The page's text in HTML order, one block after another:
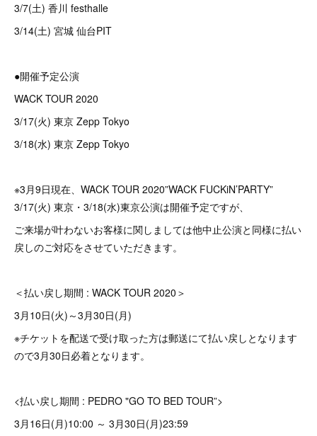
3/7(土) 香川 festhalle
3/14(土) 宮城 仙台PIT
●開催予定公演
WACK TOUR 2020
3/17(火) 東京 Zepp Tokyo
3/18(水) 東京 Zepp Tokyo
※3月9日現在、WACK TOUR 2020”WACK FUCKiN’PARTY”
3/17(火) 東京・3/18(水)東京公演は開催予定ですが、
ご来場が叶わないお客様に関しましては他中止公演と同様に払い
戻しのご対応をさせていただきます。
＜払い戻し期間 : WACK TOUR 2020＞
3月10日(火)～3月30日(月)
※チケットを配送で受け取った方は郵送にて払い戻しとなります
ので3月30日必着となります。
<払い戻し期間 : PEDRO "GO TO BED TOUR”>
3月16日(月)10:00 ～ 3月30日(月)23:59